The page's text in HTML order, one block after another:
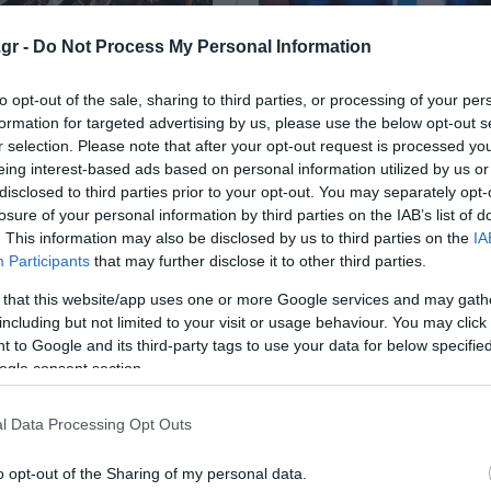
- Do Not Process My Personal Information
opt-out of the sale, sharing to third parties, or processing of your
for targeted advertising by us, please use the below opt-out
selection. Please note that after your opt-out request is processed
interest-based ads based on personal information utilized by us
to third parties prior to your opt-out. You may separately
of your personal information by third parties on the IAB’s list of
This information may also be disclosed by us to third parties on the
Participants that may further disclose it to other third parties.
that this website/app uses one or more Google services and may
but not limited to your visit or usage behaviour. You may
to Google and its third-party tags to use your data for below
consent section.
Data Processing Opt Outs
opt-out of the Sharing of my personal data.
της Ζωής
εισηγείται η
Δεοντολογίας
της Βουλής
άρση ασυλίας της Ζωής
και του Μάριου
ασυλίας της προέδρου
Άδωνις Γεωργιάδης:
αγωγή στον Μάριο
μέσα στη βδομάδα
Μήνυση και αγωγή
καταθέσει μέσα στη βδομάδα
Γεωργιάδης, εναντίον του
Σαλμά, για τα όσα δήλωσε για
υπουργό Υγεί...
20 Απριλίου 2026